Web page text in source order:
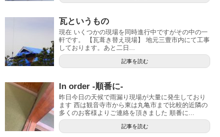
瓦というもの
現在 いくつかの現場を同時進行中ですがその中の一
軒です。 【瓦葺き替え現場】 地元三豊市内にて工事
しております。あと二日...
記事を読む
In order -順番に-
昨日今日の天候で雨漏り現場が大量に発生しており
ます 西は観音寺市から東は丸亀市まで比較的近隣の
多くのお客様よりご連絡を頂きました 順番に...
記事を読む